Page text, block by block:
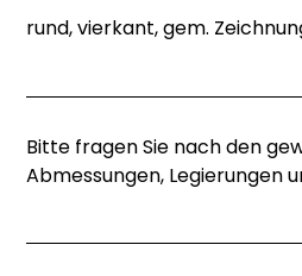
rund, vierkant, gem.
Bitte fragen Sie nach den
Abmessungen, Legierungen